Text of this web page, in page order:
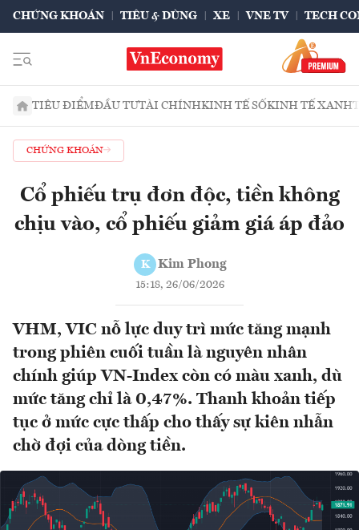
CHỨNG KHOÁN TIÊU & DÙNG XE VNE TV TECH
TIÊU ĐIỂMĐẦU TƯTÀI CHÍNHKINH TẾ SỐKINH TẾ XANH
CHỨNG KHOÁN
Cổ phiếu trụ đơn độc, tiền không
chịu vào, cổ phiếu giảm giá áp đảo
K Kim Phong
15:18, 26/06/2026
VHM, VIC nỗ lực duy trì mức tăng mạnh
trong phiên cuối tuần là nguyên nhân
chính giúp VN-Index còn có màu xanh, dù
mức tăng chỉ là 0,47%. Thanh khoản tiếp
tục ở mức cực thấp cho thấy sự kiên nhẫn
chờ đợi của dòng tiền.